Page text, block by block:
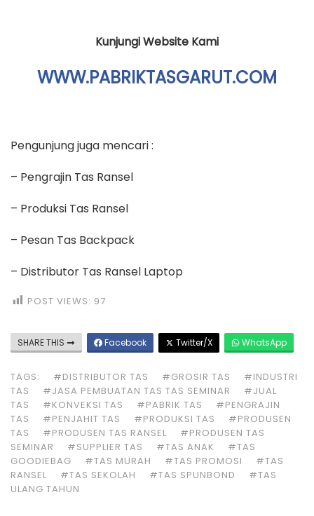
Kunjungi Website Kami
WWW.PABRIKTASGARUT.COM
Pengunjung juga mencari :
– Pengrajin Tas Ransel
– Produksi Tas Ransel
– Pesan Tas Backpack
– Distributor Tas Ransel Laptop
POST VIEWS: 97
SHARE THIS Facebook Twitter/X WhatsApp
TAGS: #DISTRIBUTOR TAS #GROSIR TAS
#INDUSTRI
TAS
#JASA PEMBUATAN TAS TAS SEMINAR
#JUAL
TAS
#KONVEKSI TAS #PABRIK TAS
#PENGRAJIN
TAS
#PENJAHIT TAS #PRODUKSI TAS
#PRODUSEN
TAS
#PRODUSEN TAS RANSEL
#PRODUSEN TAS
SEMINAR
#SUPPLIER TAS #TAS ANAK
#TAS
GOODIEBAG
#TAS MURAH #TAS PROMOSI
#TAS
RANSEL
#TAS SEKOLAH #TAS SPUNBOND
#TAS
ULANG TAHUN